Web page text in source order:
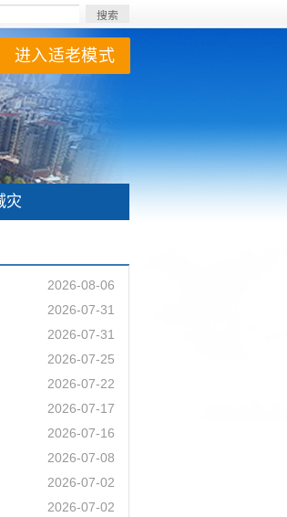
搜索
进入适老模式
灾
2026-08-06
2026-07-31
2026-07-31
2026-07-25
2026-07-22
2026-07-17
2026-07-16
2026-07-08
2026-07-02
2026-07-02